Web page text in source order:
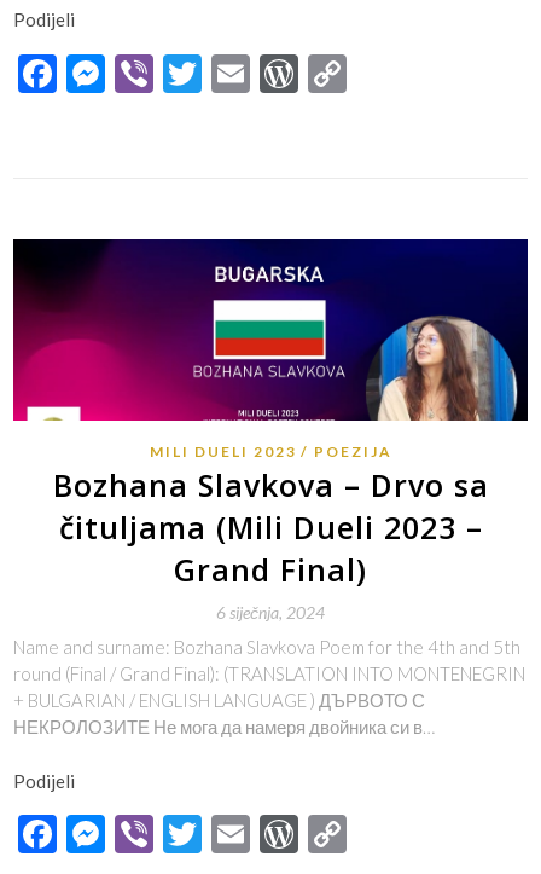
Podijeli
Facebook
Messenger
ViberTwitter
EmailWordPress
MILI DUELI 2023 POEZIJA
Bozhana Slavkova – Drvo sa
čituljama (Mili Dueli 2023 –
Grand Final)
6 siječnja, 2024
Name and surname: Bozhana Slavkova Poem for the 4th and 5th
round (Final / Grand Final): (TRANSLATION INTO MONTENEGRIN
+ BULGARIAN / ENGLISH LANGUAGE ) ДЪРВОТО С
НЕКРОЛОЗИТЕ Не мога да намеря двойника си в…
Podijeli
Facebook
Messenger
ViberTwitter
EmailWordPress